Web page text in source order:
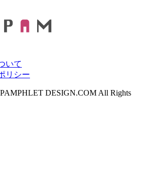
いて
リシー
DESIGN.COM All Rights